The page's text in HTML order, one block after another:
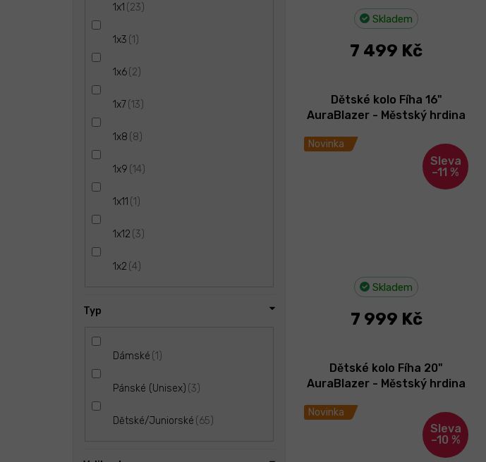
1x1 23
1x3 1
1x6 2
1x7 13
1x8 8
1x9 14
1x11 1
1x12 3
1x2 4
Typ
Dámské 1
Pánské (Unisex) 3
Dětské/Juniorské 65
Skladem
7 499 Kč
Novinka
–11 %
Dětské kolo Fíha 16"
AuraBlazer - Městský hrdina
Skladem
7 999 Kč
Novinka
–10 %
Dětské kolo Fíha 20"
AuraBlazer - Městský hrdina